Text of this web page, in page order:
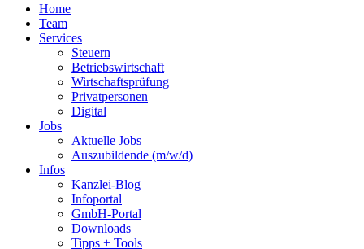
Home
Team
Services
Steuern
Betriebswirtschaft
Wirtschaftsprüfung
Privatpersonen
Digital
Jobs
Aktuelle Jobs
Auszubildende (m/w/d)
Infos
Kanzlei-Blog
Infoportal
GmbH-Portal
Downloads
Tipps + Tools